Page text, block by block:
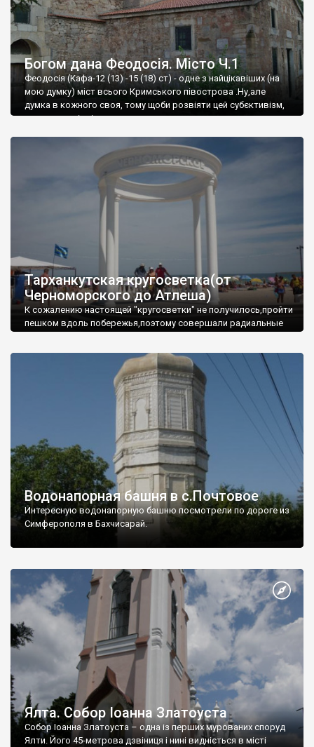
Богом дана Феодосія. Місто Ч.1
Феодосія (Кафа-12 (13) -15 (18) ст) - одне з найцікавіших (на
мою думку) міст всього Кримського півострова .Ну,але
думка в кожного своя, тому щоби розвіяти цей субєктивізм,
запрошую відвідати це
Тарханкутская кругосветка(от
Черноморского до Атлеша)
К сожалению настоящей "кругосветки" не получилось,пройти
пешком вдоль побережья,поэтому совершали радиальные
Водонапорная башня в с.Почтовое
Интересную водонапорную башню посмотрели по дороге из
Симферополя в Бахчисарай.
Ялта. Собор Іоанна Златоуста
Собор Іоанна Златоуста – одна із перших мурованих споруд
Ялти. Його 45-метрова дзвіниця і нині видніється в місті